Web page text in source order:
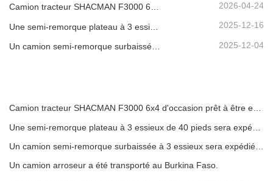
Camion tracteur SHACMAN F3000 6x4 d'occasion prêt à être expédié au Nigéria 2026-04-24
2025-12-16
2025-12-04
Camion tracteur SHACMAN F3000 6x4 d'occasion prêt à être expédié au Nigéria
Un camion arroseur a été transporté au Burkina Faso.